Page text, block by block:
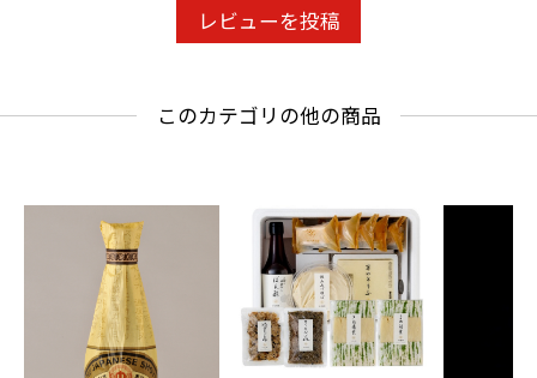
が品質に問題はありません。
保存する温度が高いと白い酸膜酵母が発生しや
レビューを投稿
このカテゴリの他の商品